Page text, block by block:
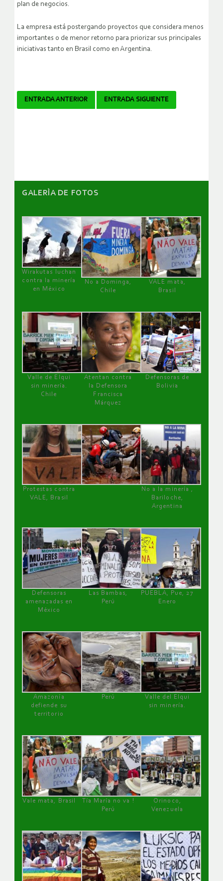
plan de negocios.
La empresa está postergando proyectos que considera menos
importantes o de menor retorno para priorizar sus principales
iniciativas tanto en Brasil como en Argentina.
Navegador
ENTRADA ANTERIOR ENTRADA SIGUIENTE
GALERÌA DE FOTOS
Wirakutas luchan
contra la minería
en México
No a Dominga,
Chile
VALE mata,
Brasil
Valle de Elqui
sin minería.
Chile
Atentan contra
la Defensora
Francisca
Márquez
Defensoras de
Bolivia
Protestas contra
VALE, Brasil
No a la minería ,
Bariloche,
Argentina
Defensoras
amenazadas en
México
Las Bambas,
Perú
PUEBLA, Pue, 27
Enero
Amazonía
defiende su
territorio
Perú
Valle del Elqui
sin minería.
Vale mata, Brasil
Tía María no va !
Perú
Orinoco,
Venezuela